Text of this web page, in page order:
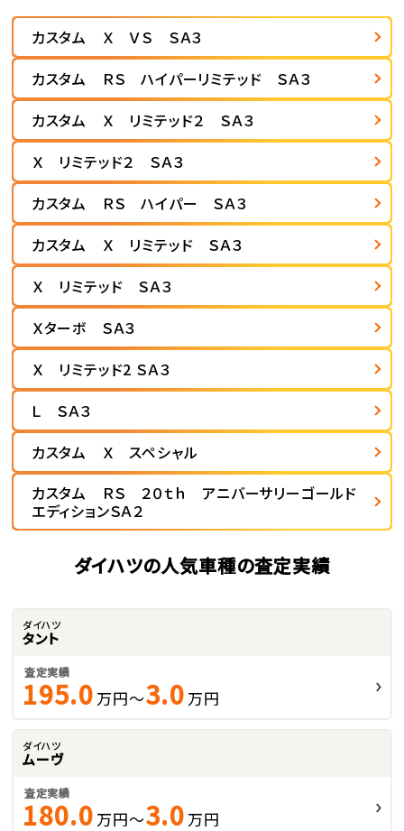
カスタム Ｘ ＶＳ ＳＡ３
カスタム ＲＳ ハイパーリミテッド ＳＡ３
カスタム Ｘ リミテッド２ ＳＡ３
Ｘ リミテッド２ ＳＡ３
カスタム ＲＳ ハイパー ＳＡ３
カスタム Ｘ リミテッド ＳＡ３
Ｘ リミテッド ＳＡ３
Ｘターボ ＳＡ３
Ｘ リミテッド2 ＳＡ３
Ｌ ＳＡ３
カスタム Ｘ スペシャル
カスタム ＲＳ ２０ｔｈ アニバーサリーゴールド
エディションＳＡ２
ダイハツの人気車種の査定実績
ダイハツ
タント
査定実績
195.0 万円～3.0 万円
ダイハツ
ムーヴ
査定実績
180.0 万円～3.0 万円